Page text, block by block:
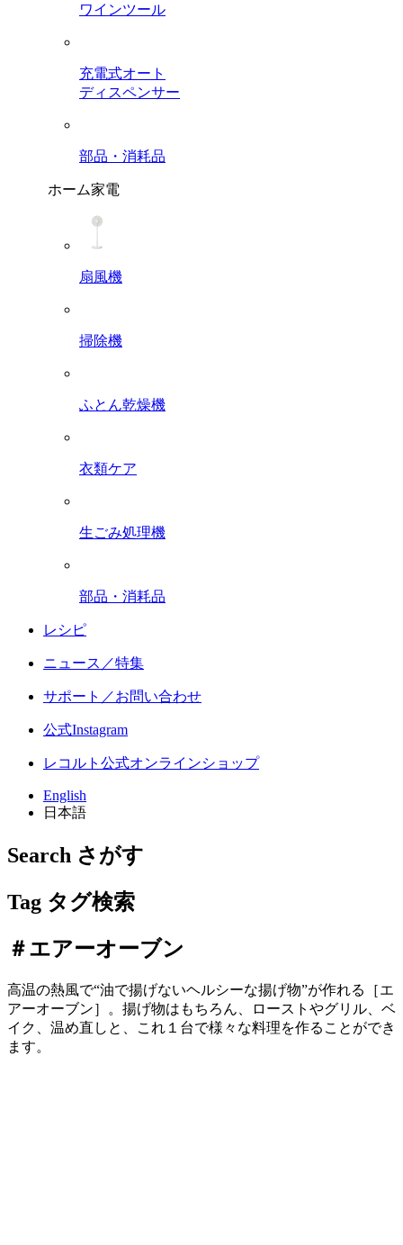
ワインツール
充電式オート
ディスペンサー
部品・消耗品
ホーム家電
扇風機
掃除機
ふとん乾燥機
衣類ケア
生ごみ処理機
部品・消耗品
レシピ
ニュース／特集
サポート／お問い合わせ
公式Instagram
レコルト公式オンラインショップ
English
日本語
Search さがす
Tag タグ検索
＃エアーオーブン
高温の熱風で“油で揚げないヘルシーな揚げ物”が作れる［エ
アーオーブン］。揚げ物はもちろん、ローストやグリル、ベ
イク、温め直しと、これ１台で様々な料理を作ることができ
ます。